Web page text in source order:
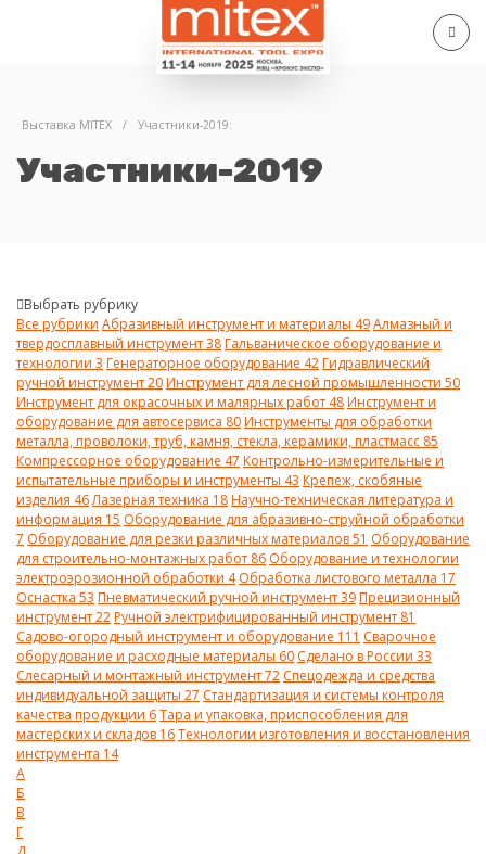
Выставка MITEX / Участники-2019:
Участники-2019
Выбрать рубрику
Все рубрики Абразивный инструмент и материалы 49Алмазный и
твердосплавный инструмент38Гальваническое оборудование и
технологии 3 Генераторное оборудование 42Гидравлический
ручной инструмент20Инструмент для лесной промышленности 50
Инструмент для окрасочных и малярных работ 48Инструмент и
оборудование для автосервиса 80Инструменты для обработки
металла, проволоки, труб, камня, стекла, керамики, пластмасс 85
Компрессорное оборудование 47 Контрольно-измерительные и
испытательные приборы и инструменты 43 Крепеж, скобяные
изделия 46Лазерная техника 18Научно-техническая литература и
информация 15 Оборудование для абразивно-струйной обработки
7 Оборудование для резки различных материалов51 Оборудование
для строительно-монтажных работ 86 Оборудование и технологии
электроэрозионной обработки 4 Обработка листового металла 17
Оснастка 53 Пневматический ручной инструмент39Прецизионный
инструмент22Ручной электрифицированный инструмент 81
Садово-огородный инструмент и оборудование 111 Сварочное
оборудование и расходные материалы 60 Сделано в России 33
Слесарный и монтажный инструмент72 Спецодежда и средства
индивидуальной защиты 27 Стандартизация и системы контроля
качества продукции 6Тара и упаковка, приспособления для
мастерских и складов 16Технологии изготовления и восстановления
инструмента 14
А
Б
В
Г